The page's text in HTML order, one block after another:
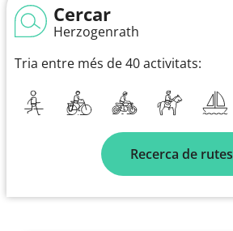
Cercar
Herzogenrath
Tria entre més de 40 activitats:
Recerca de rutes